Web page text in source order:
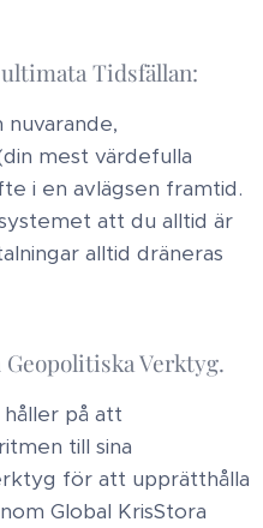
Tidsfällan:
mest värdefulla
i en avlägsen framtid.
att du alltid är
alltid dräneras
Verktyg ​.
på att
till sina
för att upprätthålla
Global Kris ​Stora